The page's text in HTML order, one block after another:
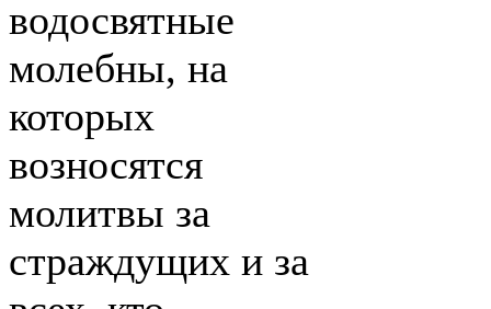
водосвятные
молебны, на
которых
возносятся
молитвы за
страждущих и за